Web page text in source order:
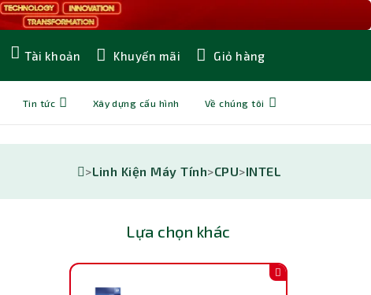
Tài khoản Khuyến mãi Giỏ hàng
Tin tức Xây dựng cấu hình Về chúng tôi
>Linh Kiện Máy Tính>CPU>INTEL
Lựa chọn khác